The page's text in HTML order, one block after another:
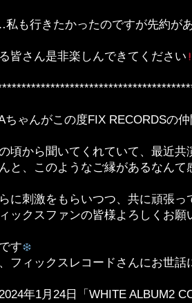
私も行きたかったのですが先約が
皆さん是非楽しんできてください
ちゃんがこの度FIX RECORDSの
頃から聞いてくれていて、最近共
と、このようなご縁があるなんて
に刺激をもらいつつ、共に頑張っ
ックスファンの皆様よろしくお願
す
フィックスレコードさんにお世話
年1月24日「WHITE ALBUM2